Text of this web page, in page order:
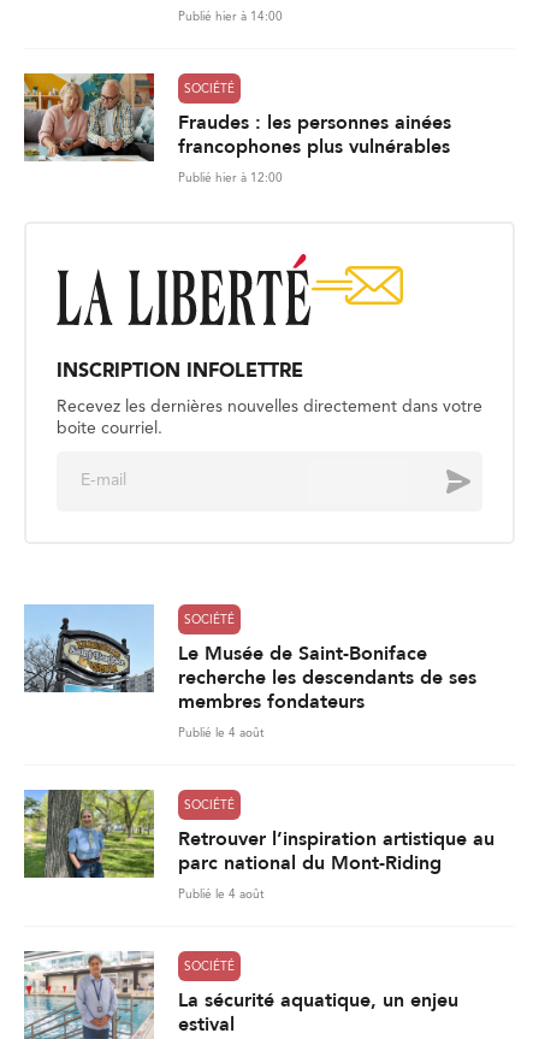
Publié hier à 14:00
SOCIÉTÉ
Fraudes : les personnes ainées
francophones plus vulnérables
Publié hier à 12:00
INSCRIPTION INFOLETTRE
Recevez les dernières nouvelles directement dans votre
boite courriel.
Envoyer
SOCIÉTÉ
Le Musée de Saint-Boniface
recherche les descendants de ses
membres fondateurs
Publié le 4 août
SOCIÉTÉ
Retrouver l’inspiration artistique au
parc national du Mont-Riding
Publié le 4 août
SOCIÉTÉ
La sécurité aquatique, un enjeu
estival